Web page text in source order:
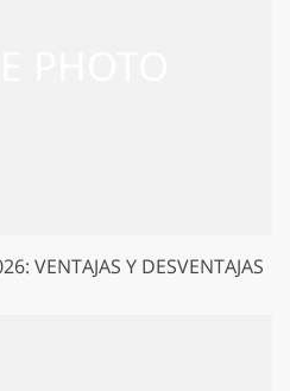
VENTAJAS Y DESVENTAJAS